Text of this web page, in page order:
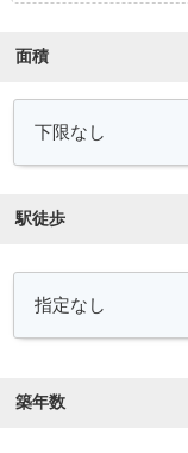
面積
駅徒歩
築年数